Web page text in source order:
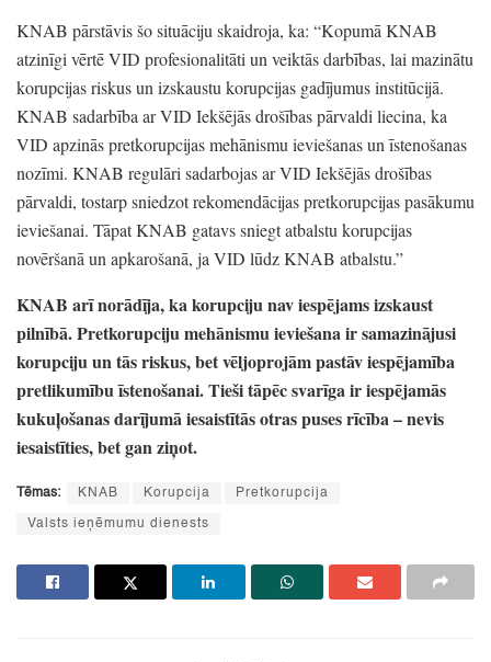
KNAB pārstāvis šo situāciju skaidroja, ka: “Kopumā KNAB
atzinīgi vērtē VID profesionalitāti un veiktās darbības, lai mazinātu
korupcijas riskus un izskaustu korupcijas gadījumus institūcijā.
KNAB sadarbība ar VID Iekšējās drošības pārvaldi liecina, ka
VID apzinās pretkorupcijas mehānismu ieviešanas un īstenošanas
nozīmi. KNAB regulāri sadarbojas ar VID Iekšējās drošības
pārvaldi, tostarp sniedzot rekomendācijas pretkorupcijas pasākumu
ieviešanai. Tāpat KNAB gatavs sniegt atbalstu korupcijas
novēršanā un apkarošanā, ja VID lūdz KNAB atbalstu.”
KNAB arī norādīja,ka korupciju nav iespējams izskaust
pilnībā.Pretkorupciju mehānismu ieviešana ir samazinājusi
korupciju un tās riskus,bet vēljoprojām pastāv iespējamība
pretlikumību īstenošanai.Tieši tāpēc svarīga ir iespējamās
kukuļošanas darījumā iesaistītās otras puses rīcība– nevis
iesaistīties,bet gan ziņot.
Tēmas: KNAB Korupcija Pretkorupcija
Valsts ieņēmumu dienests